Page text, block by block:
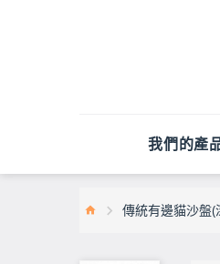
我們的產
傳統有邊貓沙盤(